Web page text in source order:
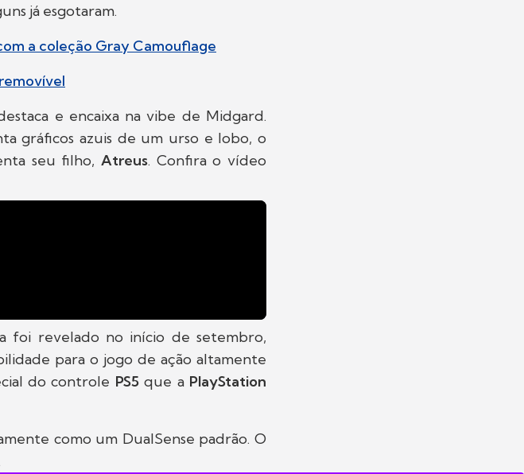
já esgotaram.
a coleção Gray Camouflage
e encaixa na vibe de Midgard.
gráficos azuis de um urso e lobo, o
seu filho,Atreus. Confira o vídeo
foi revelado no início de setembro,
para o jogo de ação altamente
do controle PS5que a PlayStation
como um DualSense padrão. O